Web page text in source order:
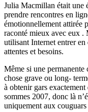
Julia Macmillan était une
prendre rencontres en
émotionnellement attirée
raconté mieux avec eux .
utilisant Internet entrer en
attentes et besoins.
Même si une permanente
chose grave ou long-
à obtenir gars
sommes 2007, donc là
uniquement aux